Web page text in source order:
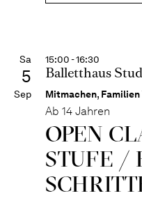
Sa
5
Sep
15:00 - 16:30
Balletthaus
Mitmachen, Familien
Ab 14 Jahren
OPEN
STUFE /